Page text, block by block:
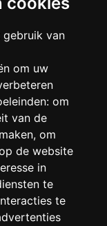
van
om uw
om
van de
, om
de website
in
te
te